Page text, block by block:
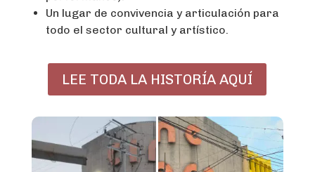
Un lugar de convivencia y articulación para
todo el sector cultural y artístico.
LEE TODA LA HISTORÍA AQUÍ